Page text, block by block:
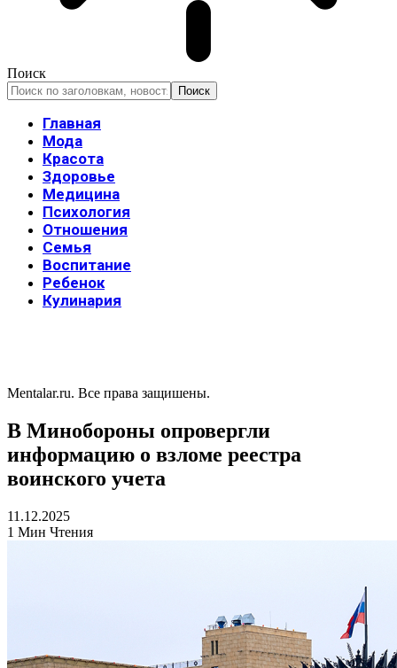
Поиск
Главная
Мода
Красота
Здоровье
Медицина
Психология
Отношения
Семья
Воспитание
Ребенок
Кулинария
Mentalar.ru. Все права защишены.
В Минобороны опровергли
информацию о взломе реестра
воинского учета
11.12.2025
1 Мин Чтения